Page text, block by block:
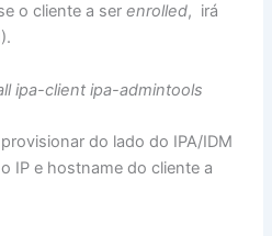
o cliente a serenrolled, irá
ipa-client ipa-admintools
do lado do IPA/IDM
IP e hostname do cliente a